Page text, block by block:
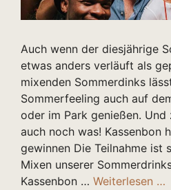
Auch wenn der diesjährige
etwas anders verläuft als
mixenden Sommerdinks
Sommerfeeling auch auf
oder im Park genießen.
auch noch was! Kassenbon
gewinnen Die Teilnahme ist
Mixen unserer
Kassenbon … Weiterlesen …